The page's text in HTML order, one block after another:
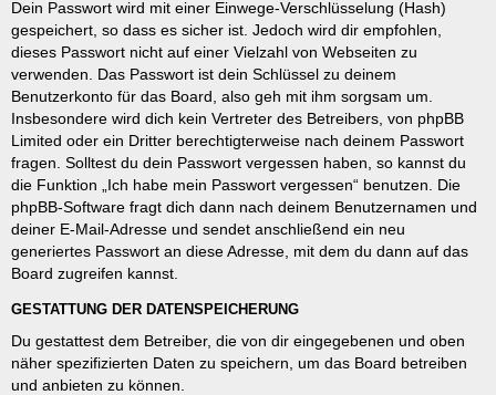
Dein Passwort wird mit einer Einwege-Verschlüsselung (Hash)
gespeichert, so dass es sicher ist. Jedoch wird dir empfohlen,
dieses Passwort nicht auf einer Vielzahl von Webseiten zu
verwenden. Das Passwort ist dein Schlüssel zu deinem
Benutzerkonto für das Board, also geh mit ihm sorgsam um.
Insbesondere wird dich kein Vertreter des Betreibers, von phpBB
Limited oder ein Dritter berechtigterweise nach deinem Passwort
fragen. Solltest du dein Passwort vergessen haben, so kannst du
die Funktion „Ich habe mein Passwort vergessen“ benutzen. Die
phpBB-Software fragt dich dann nach deinem Benutzernamen und
deiner E-Mail-Adresse und sendet anschließend ein neu
generiertes Passwort an diese Adresse, mit dem du dann auf das
Board zugreifen kannst.
GESTATTUNG DER DATENSPEICHERUNG
Du gestattest dem Betreiber, die von dir eingegebenen und oben
näher spezifizierten Daten zu speichern, um das Board betreiben
und anbieten zu können.